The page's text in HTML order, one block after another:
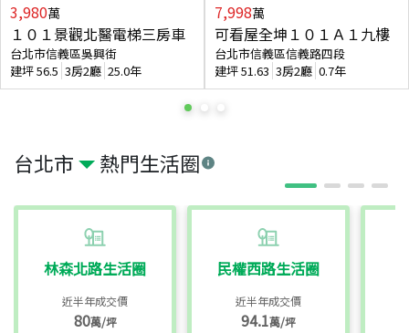
台北市 熱門生活圈
林森北路生活圈
近半年成交價
80萬/坪
民權西路生活圈
近半年成交價
94.1萬/坪
3,980萬
１０１景觀北醫電梯三房車
台北市信義區吳興街
建坪56.5 3房2廳 25.0年
7,998萬
可看屋全坤１０１Ａ１九樓
台北市信義區信義路四段
建坪51.63 3房2廳 0.7年